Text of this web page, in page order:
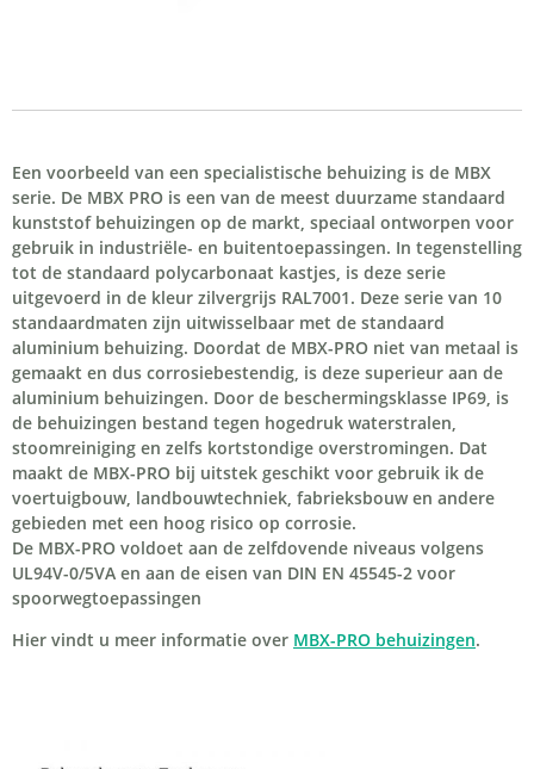
Een voorbeeld van een specialistische behuizing is de MBX
serie. De MBX PRO is een van de meest duurzame standaard
kunststof behuizingen op de markt, speciaal ontworpen voor
gebruik in industriële- en buitentoepassingen. In tegenstelling
tot de standaard polycarbonaat kastjes, is deze serie
uitgevoerd in de kleur zilvergrijs RAL7001. Deze serie van 10
standaardmaten zijn uitwisselbaar met de standaard
aluminium behuizing. Doordat de MBX-PRO niet van metaal is
gemaakt en dus corrosiebestendig, is deze superieur aan de
aluminium behuizingen. Door de beschermingsklasse IP69, is
de behuizingen bestand tegen hogedruk waterstralen,
stoomreiniging en zelfs kortstondige overstromingen. Dat
maakt de MBX-PRO bij uitstek geschikt voor gebruik ik de
voertuigbouw, landbouwtechniek, fabrieksbouw en andere
gebieden met een hoog risico op corrosie.
De MBX-PRO voldoet aan de zelfdovende niveaus volgens
UL94V-0/5VA en aan de eisen van DIN EN 45545-2 voor
spoorwegtoepassingen
Hier vindt u meer informatie over MBX-PRO behuizingen.